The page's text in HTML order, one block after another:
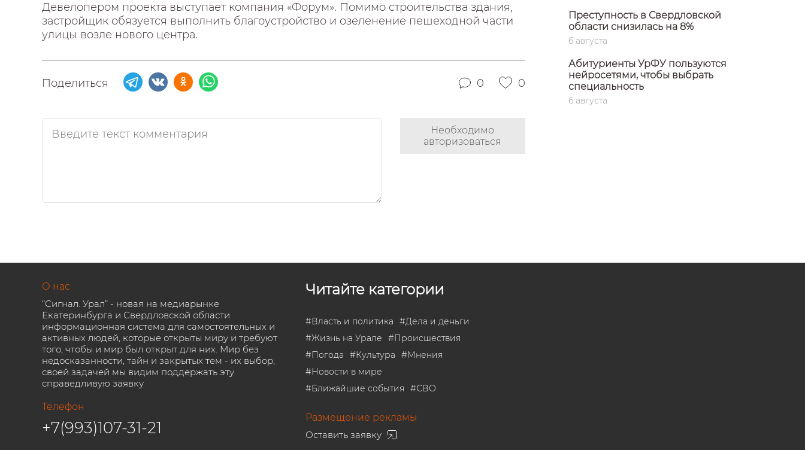
Девелопером проекта выступает компания «Форум». Помимо строительства здания,
застройщик обязуется выполнить благоустройство и озеленение пешеходной части
улицы возле нового центра.
Поделиться 0 0
Необходимо
авторизоваться
Преступность в Свердловской
области снизилась на 8%
6 августа
Абитуриенты УрФУ пользуются
нейросетями, чтобы выбрать
специальность
6 августа
О нас
“Сигнал. Урал” - новая на медиарынке
Екатеринбурга и Свердловской области
информационная система для самостоятельных и
активных людей, которые открыты миру и требуют
того, чтобы и мир был открыт для них. Мир без
недосказанности, тайн и закрытых тем - их выбор,
своей задачей мы видим поддержать эту
справедливую заявку
Телефон
+7(993)107-31-21
Читайте категории
#Власть и политика #Дела и деньги
#Жизнь на Урале #Происшествия
#Погода #Культура #Мнения
#Новости в мире
#Ближайшие события #СВО
Размещение рекламы
Оставить заявку